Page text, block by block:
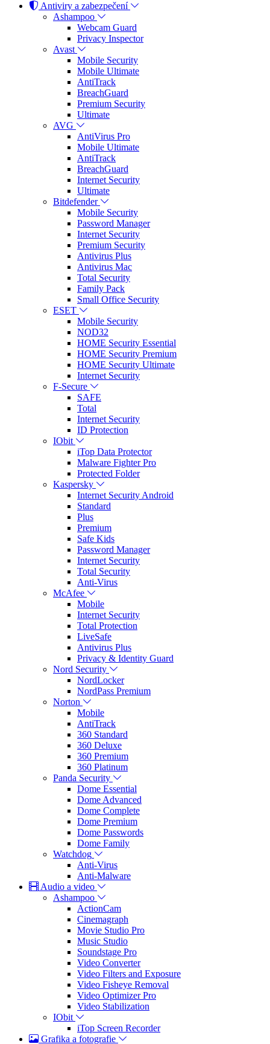
Antiviry a zabezpečení
Ashampoo
Webcam Guard
Privacy Inspector
Avast
Mobile Security
Mobile Ultimate
AntiTrack
BreachGuard
Premium Security
Ultimate
AVG
AntiVirus Pro
Mobile Ultimate
AntiTrack
BreachGuard
Internet Security
Ultimate
Bitdefender
Mobile Security
Password Manager
Internet Security
Premium Security
Antivirus Plus
Antivirus Mac
Total Security
Family Pack
Small Office Security
ESET
Mobile Security
NOD32
HOME Security Essential
HOME Security Premium
HOME Security Ultimate
Internet Security
F-Secure
SAFE
Total
Internet Security
ID Protection
IObit
iTop Data Protector
Malware Fighter Pro
Protected Folder
Kaspersky
Internet Security Android
Standard
Plus
Premium
Safe Kids
Password Manager
Internet Security
Total Security
Anti-Virus
McAfee
Mobile
Internet Security
Total Protection
LiveSafe
Antivirus Plus
Privacy & Identity Guard
Nord Security
NordLocker
NordPass Premium
Norton
Mobile
AntiTrack
360 Standard
360 Deluxe
360 Premium
360 Platinum
Panda Security
Dome Essential
Dome Advanced
Dome Complete
Dome Premium
Dome Passwords
Dome Family
Watchdog
Anti-Virus
Anti-Malware
Audio a video
Ashampoo
ActionCam
Cinemagraph
Movie Studio Pro
Music Studio
Soundstage Pro
Video Converter
Video Filters and Exposure
Video Fisheye Removal
Video Optimizer Pro
Video Stabilization
IObit
iTop Screen Recorder
Grafika a fotografie